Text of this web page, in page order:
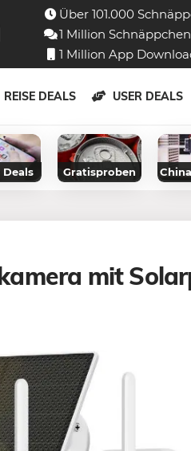
Über 101.000
1 Million
1 Million App
REISE DEALS USER DEALS
Deals Gratisproben
mit